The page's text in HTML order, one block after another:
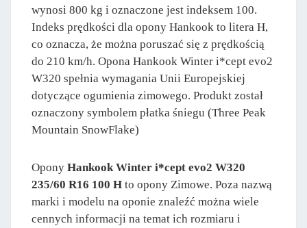
wynosi 800 kg i oznaczone jest indeksem 100.
Indeks prędkości dla opony Hankook to litera H,
co oznacza, że można poruszać się z prędkością
do 210 km/h. Opona Hankook Winter i*cept evo2
W320 spełnia wymagania Unii Europejskiej
dotyczące ogumienia zimowego. Produkt został
oznaczony symbolem płatka śniegu (Three Peak
Mountain SnowFlake)
Opony Hankook Winter i*cept evo2 W320
235/60 R16 100 H to opony Zimowe. Poza nazwą
marki i modelu na oponie znaleźć można wiele
cennych informacji na temat ich rozmiaru i